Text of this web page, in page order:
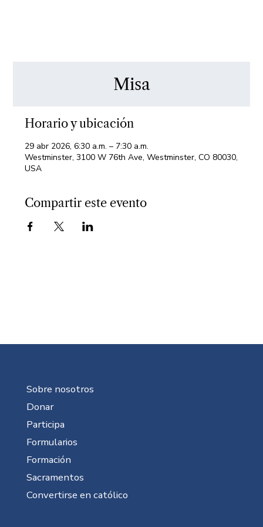
Misa
Horario y ubicación
29 abr 2026, 6:30 a.m. – 7:30 a.m.
Westminster, 3100 W 76th Ave, Westminster, CO 80030,
USA
Compartir este evento
Sobre nosotros
Donar
Participa
Formularios
Formación
Sacramentos
Convertirse en católico